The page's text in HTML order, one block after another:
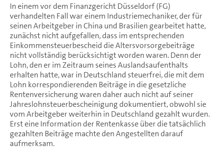
In einem vor dem Finanzgericht Düsseldorf (FG)
verhandelten Fall war einem Industriemechaniker, der für
seinen Arbeitgeber in China und Brasilien gearbeitet hatte,
zunächst nicht aufgefallen, dass im entsprechenden
Einkommensteuerbescheid die Altersvorsorgebeiträge
nicht vollständig berücksichtigt worden waren. Denn der
Lohn, den er im Zeitraum seines Auslandsaufenthalts
erhalten hatte, war in Deutschland steuerfrei, die mit dem
Lohn korrespondierenden Beiträge in die gesetzliche
Rentenversicherung waren daher auch nicht auf seiner
Jahreslohnsteuerbescheinigung dokumentiert, obwohl sie
vom Arbeitgeber weiterhin in Deutschland gezahlt wurden.
Erst eine Information der Rentenkasse über die tatsächlich
gezahlten Beiträge machte den Angestellten darauf
aufmerksam.